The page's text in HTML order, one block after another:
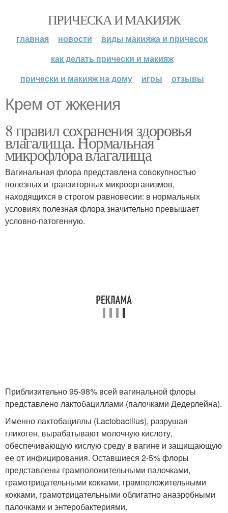
ПРИЧЕСКА И МАКИЯЖ
главная новости
виды макияжа и причесок
как делать прически и макияж
прически и макияж на дому
игры отзывы
Крем от жжения
8 правил сохранения здоровья
влагалища. Нормальная
микрофлора влагалища
Вагинальная флора представлена совокупностью
полезных и транзиторных микроорганизмов,
находящихся в строгом равновесии: в нормальных
условиях полезная флора значительно превышает
условно-патогенную.
Приблизительно 95-98% всей вагинальной флоры
представлено лактобациллами (палочками Дедерлейна).
Именно лактобациллы (Lactobacillus), разрушая
гликоген, вырабатывают молочную кислоту,
обеспечивающую кислую среду в вагине и защищающую
ее от инфицирования. Оставшиеся 2-5% флоры
представлены грамположительными палочками,
грамотрицательными кокками, грамположительными
кокками, грамотрицательными облигатно анаэробными
палочками и энтеробактериями.